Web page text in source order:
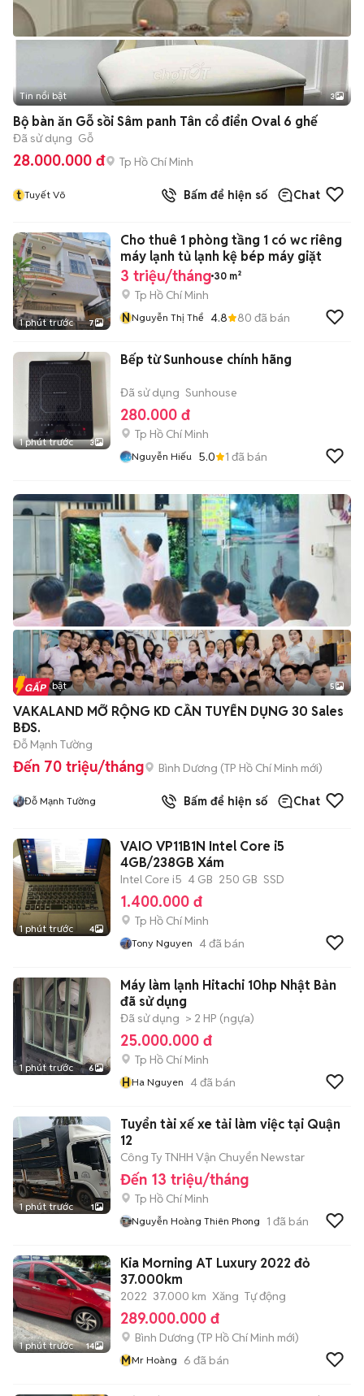
Tin nổi bật 3
Bộ bàn ăn Gỗ sồi Sâm panh Tân cổ điển Oval 6 ghế
Đã sử dụng Gỗ
28.000.000 đ Tp Hồ Chí Minh
t Tuyết Võ Bấm để hiện số Chat
1 phút trước 7
Cho thuê 1 phòng tầng 1 có wc riêng
máy lạnh tủ lạnh kệ bép máy giặt
3 triệu/tháng 30 m²
Tp Hồ Chí Minh
NNguyễn Thị Thể 4.8 80 đã bán
1 phút trước 3
Bếp từ Sunhouse chính hãng
Đã sử dụng Sunhouse
280.000 đ
Tp Hồ Chí Minh
Nguyễn Hiếu 5.0 1 đã bán
Tin nổi bật 5
VAKALAND MỠ RỘNG KD CẦN TUYỂN DỤNG 30 Sales
BĐS.
Đỗ Mạnh Tường
Đến 70 triệu/tháng Bình Dương (TP Hồ Chí Minh mới)
Đỗ Mạnh Tường Bấm để hiện số Chat
1 phút trước 4
VAIO VP11B1N Intel Core i5
4GB/238GB Xám
Intel Core i5 4 GB 250 GB SSD
1.400.000 đ
Tp Hồ Chí Minh
Tony Nguyen 4đã bán
1 phút trước 6
Máy làm lạnh Hitachi 10hp Nhật Bản
đã sử dụng
Đã sử dụng > 2 HP (ngựa)
25.000.000 đ
Tp Hồ Chí Minh
HHa Nguyen 4đã bán
1 phút trước 1
Tuyển tài xế xe tải làm việc tại Quận
12
Công Ty TNHH Vận Chuyển Newstar
Đến 13 triệu/tháng
Tp Hồ Chí Minh
Nguyễn Hoàng Thiên Phong 1 đã bán
1 phút trước 14
Kia Morning AT Luxury 2022 đỏ
37.000km
2022 37.000 km Xăng Tự động
289.000.000 đ
Bình Dương (TP Hồ Chí Minh mới)
MMr Hoàng 6 đã bán